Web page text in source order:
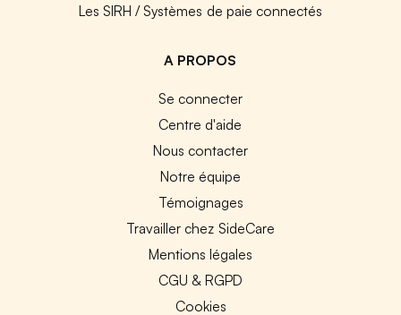
Les SIRH / Systèmes de paie connectés
A PROPOS
Se connecter
Centre d'aide
Nous contacter
Notre équipe
Témoignages
Travailler chez SideCare
Mentions légales
CGU & RGPD
Cookies